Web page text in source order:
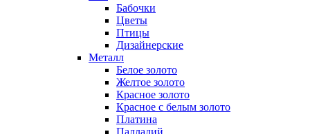
Бабочки
Цветы
Птицы
Дизайнерские
Металл
Белое золото
Желтое золото
Красное золото
Красное с белым золото
Платина
Палладий